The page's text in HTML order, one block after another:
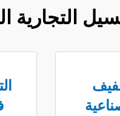
التجارية